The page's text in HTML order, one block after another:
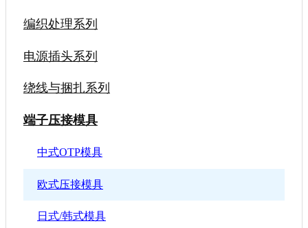
编织处理系列
电源插头系列
绕线与捆扎系列
端子压接模具
中式OTP模具
欧式压接模具
日式/韩式模具